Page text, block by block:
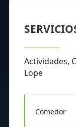
Actividades,
Lope
Comedor